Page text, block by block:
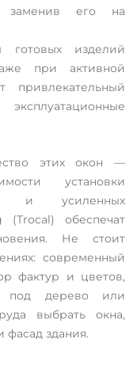
заменив его на
готовых изделий
при активной
привлекательный
этих окон —
установки
и усиленных
(Trocal) обеспечат
Не стоит
современный
фактур и цветов,
под дерево или
выбрать окна,
здания.